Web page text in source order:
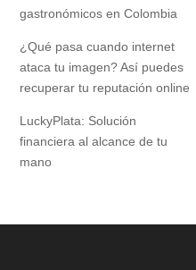
gastronómicos en Colombia
¿Qué pasa cuando internet
ataca tu imagen? Así puedes
recuperar tu reputación online
LuckyPlata: Solución
financiera al alcance de tu
mano